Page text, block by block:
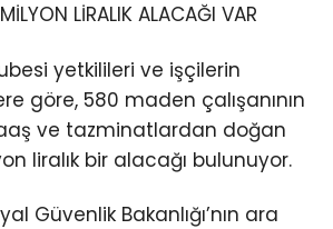
LİRALIK ALACAĞI VAR
yetkilileri ve işçilerin
göre, 580 maden çalışanının
ve tazminatlardan doğan
liralık bir alacağı bulunuyor.
Güvenlik Bakanlığı’nın ara